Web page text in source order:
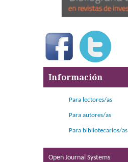
Información
Para lectores/as
Para autores/as
Para bibliotecarios/as
Open Journal Systems